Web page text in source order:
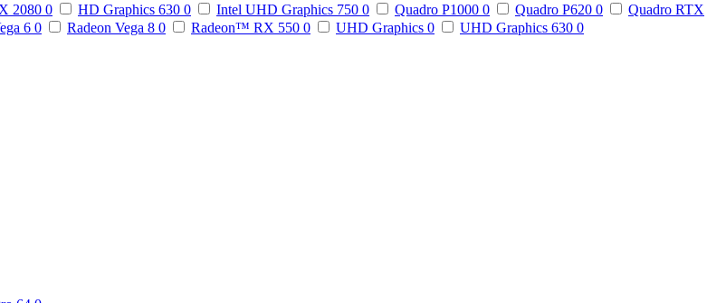
2080 0 HD Graphics 630 0 Intel UHD Graphics 750 0 Quadro P1000 0 Quadro P620 0
Quadro RTX
6 0 Radeon Vega 8 0 Radeon™ RX 550 0 UHD Graphics 0 UHD Graphics 630 0